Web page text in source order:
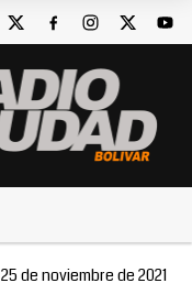
25 de noviembre de 2021